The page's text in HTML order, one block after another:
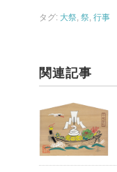
タグ: 大祭, 祭, 行事
関連記事